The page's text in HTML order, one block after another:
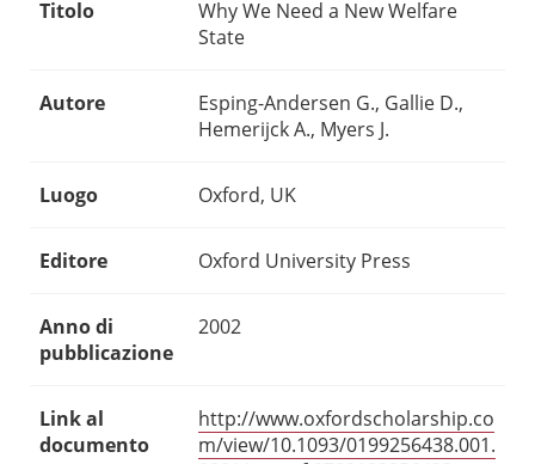
Titolo
Why We Need a New Welfare
State
Autore
Esping-Andersen G., Gallie D.,
Hemerijck A., Myers J.
Luogo Oxford, UK
Editore Oxford University Press
Anno di
pubblicazione
2002
Link al
documento
http://www.oxfordscholarship.co
m/view/10.1093/0199256438.001.